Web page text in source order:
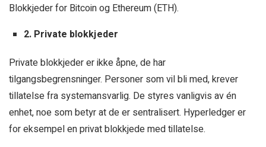
Blokkjeder for Bitcoin og Ethereum (ETH).
2. Private blokkjeder
Private blokkjeder er ikke åpne, de har
tilgangsbegrensninger. Personer som vil bli med, krever
tillatelse fra systemansvarlig. De styres vanligvis av én
enhet, noe som betyr at de er sentralisert. Hyperledger er
for eksempel en privat blokkjede med tillatelse.